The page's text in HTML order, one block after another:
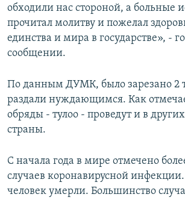
обходили нас стороной, а больные
прочитал молитву и пожелал
единства и мира в государстве», -
сообщении.
По данным ДУМК, было зарезано 2
раздали нуждающимся. Как
обряды - тулоо - проведут и в
страны.
С начала года в мире отмечено
случаев коронавирусной
человек умерли. Большинство